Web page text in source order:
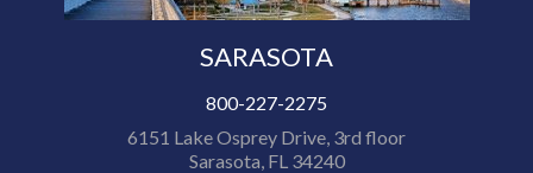
SARASOTA
800-227-2275
6151 Lake Osprey Drive, 3rd floor
Sarasota, FL 34240